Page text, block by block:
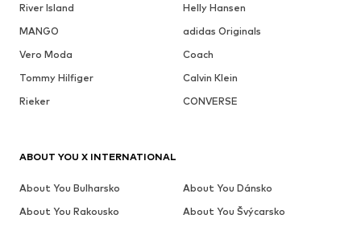
River Island
Helly Hansen
MANGO
adidas Originals
Vero Moda
Coach
Tommy Hilfiger
Calvin Klein
Rieker
CONVERSE
ABOUT YOU X INTERNATIONAL
About You Bulharsko
About You Dánsko
About You Rakousko
About You Švýcarsko